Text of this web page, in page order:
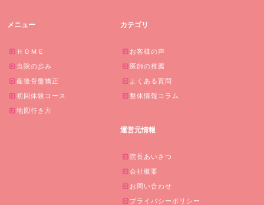
メニュー
ＨＯＭＥ
当院の歩み
産後骨盤矯正
初回体験コース
地図行き方
カテゴリ
お客様の声
医師の推薦
よくある質問
整体情報コラム
運営元情報
院長あいさつ
会社概要
お問い合わせ
プライバシーポリシー